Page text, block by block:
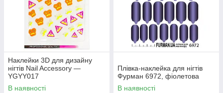
Наклейки 3D для дизайну
нігтів Nail Accessory —
YGYY017
В наявності
Плівка-наклейка для нігтів
Фурман 6972, фіолетова
В наявності